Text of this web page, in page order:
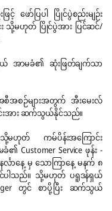
ဖော်ပြပါ ပြိုင်ပွဲစည်းမျဉ်း
သို့မဟုတ် ပြိုင်ပွဲအား ပြင်ဆင်/
ယ် အာမခံ၏ ဆုံးဖြတ်ချက်သာ
အစဉ်များအတွက် အီးမေးလ်
းအား ဆက်သွယ်နိုင်သည်။
ဟုတ် ကမ်ပိန်းအကြောင်း
Service ဖုန်း -
ာနေ့ မှ သောကြာနေ့ မနက် ၈
ပါသည်။ သို့မဟုတ် ပရူဒန်ရှယ်
တွင် စာပို့ပြီး ဆက်သွယ်